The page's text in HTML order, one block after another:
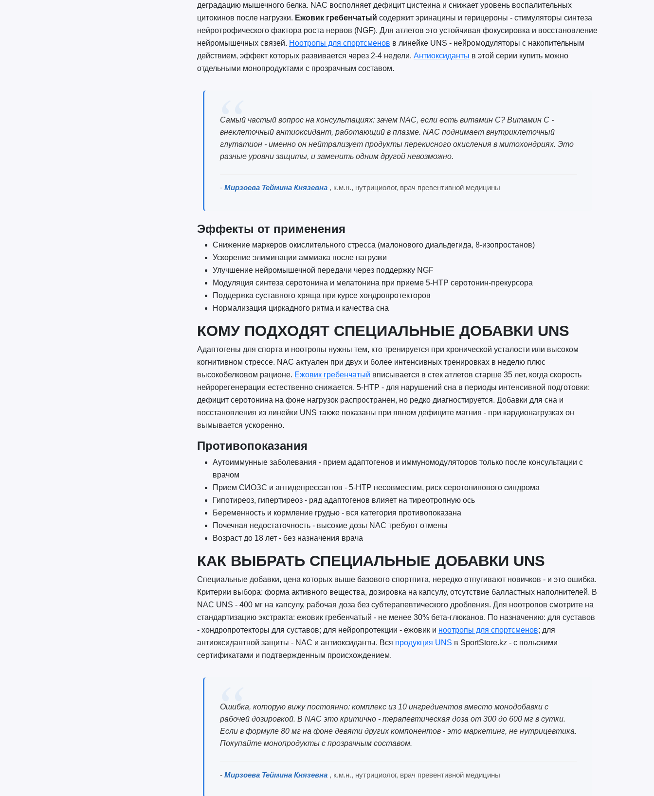
деградацию мышечного белка. NAC восполняет дефицит цистеина и снижает уровень воспалительных
цитокинов после нагрузки. Ежовик гребенчатый содержит эринацины и герицероны - стимуляторы синтеза
нейротрофического фактора роста нервов (NGF). Для атлетов это устойчивая фокусировка и восстановление
нейромышечных связей. Ноотропы для спортсменов в линейке UNS - нейромодуляторы с накопительным
действием, эффект которых развивается через 2-4 недели. Антиоксиданты в этой серии купить можно
отдельными монопродуктами с прозрачным составом.
Самый частый вопрос на консультациях: зачем NAC, если есть витамин C? Витамин C -
внеклеточный антиоксидант, работающий в плазме. NAC поднимает внутриклеточный
глутатион - именно он нейтрализует продукты перекисного окисления в митохондриях. Это
разные уровни защиты, и заменить одним другой невозможно.
-Мирзоева Теймина Князевна , к.м.н., нутрициолог, врач превентивной медицины
Эффекты от применения
Снижение маркеров окислительного стресса (малонового диальдегида, 8-изопростанов)
Ускорение элиминации аммиака после нагрузки
Улучшение нейромышечной передачи через поддержку NGF
Модуляция синтеза серотонина и мелатонина при приеме 5-HTP серотонин-прекурсора
Поддержка суставного хряща при курсе хондропротекторов
Нормализация циркадного ритма и качества сна
КОМУ ПОДХОДЯТ СПЕЦИАЛЬНЫЕ ДОБАВКИ UNS
Адаптогены для спорта и ноотропы нужны тем, кто тренируется при хронической усталости или высоком
когнитивном стрессе. NAC актуален при двух и более интенсивных тренировках в неделю плюс
высокобелковом рационе. Ежовик гребенчатый вписывается в стек атлетов старше 35 лет, когда скорость
нейрорегенерации естественно снижается. 5-HTP - для нарушений сна в периоды интенсивной подготовки:
дефицит серотонина на фоне нагрузок распространен, но редко диагностируется. Добавки для сна и
восстановления из линейки UNS также показаны при явном дефиците магния - при кардионагрузках он
вымывается ускоренно.
Противопоказания
Аутоиммунные заболевания - прием адаптогенов и иммуномодуляторов только после консультации с
врачом
Прием СИОЗС и антидепрессантов - 5-HTP несовместим, риск серотонинового синдрома
Гипотиреоз, гипертиреоз - ряд адаптогенов влияет на тиреотропную ось
Беременность и кормление грудью - вся категория противопоказана
Почечная недостаточность - высокие дозы NAC требуют отмены
Возраст до 18 лет - без назначения врача
КАК ВЫБРАТЬ СПЕЦИАЛЬНЫЕ ДОБАВКИ UNS
Специальные добавки, цена которых выше базового спортпита, нередко отпугивают новичков - и это ошибка.
Критерии выбора: форма активного вещества, дозировка на капсулу, отсутствие балластных наполнителей. В
NAC UNS - 400 мг на капсулу, рабочая доза без субтерапевтического дробления. Для ноотропов смотрите на
стандартизацию экстракта: ежовик гребенчатый - не менее 30% бета-глюканов. По назначению: для суставов
- хондропротекторы для суставов; для нейропротекции - ежовик и ноотропы для спортсменов; для
антиоксидантной защиты - NAC и антиоксиданты. Вся продукция UNS в SportStore.kz - с польскими
сертификатами и подтвержденным происхождением.
Ошибка, которую вижу постоянно: комплекс из 10 ингредиентов вместо монодобавки с
рабочей дозировкой. В NAC это критично - терапевтическая доза от 300 до 600 мг в сутки.
Если в формуле 80 мг на фоне девяти других компонентов - это маркетинг, не нутрицевтика.
Покупайте монопродукты с прозрачным составом.
-Мирзоева Теймина Князевна , к.м.н., нутрициолог, врач превентивной медицины